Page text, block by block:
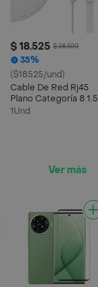
$ 18.525 $ 28.500
35%
($18525/und)
Cable De Red Rj45
Plano Categoría 8 1.5
Metros Blanco 2000
1Und
Ver más